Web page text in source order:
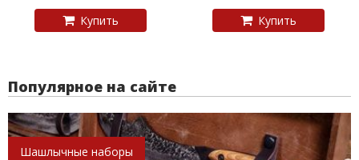
Купить Купить
Популярное на сайте
Шашлычные наборы